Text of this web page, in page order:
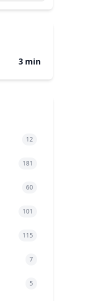
3 min
12
181
60
101
115
7
5